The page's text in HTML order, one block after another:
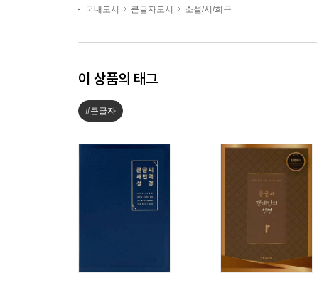
국내도서 큰글자도서 소설/시/희곡
이 상품의 태그
#큰글자